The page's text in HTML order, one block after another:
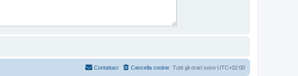
Tutti gli orari sono UTC+02:00
Cancella cookie
Contattaci